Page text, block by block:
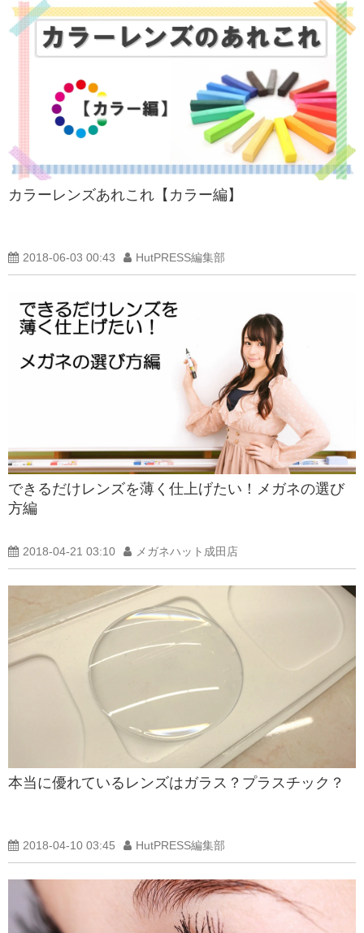
カラーレンズあれこれ【カラー編】
2018-06-03 00:43 HutPRESS編集部
できるだけレンズを薄く仕上げたい！メガネの選び
方編
2018-04-21 03:10 メガネハット成田店
本当に優れているレンズはガラス？プラスチック？
2018-04-10 03:45 HutPRESS編集部